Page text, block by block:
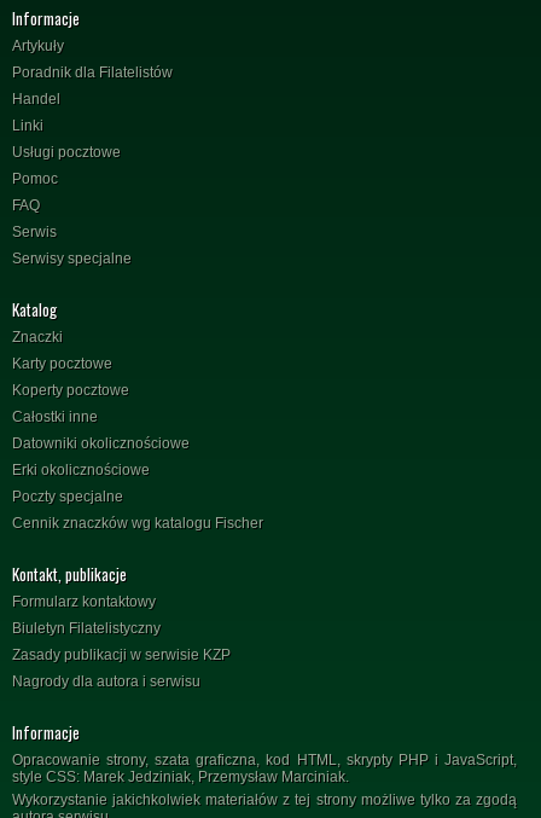
Informacje
Artykuły
Poradnik dla Filatelistów
Handel
Linki
Usługi pocztowe
Pomoc
FAQ
Serwis
Serwisy specjalne
Katalog
Znaczki
Karty pocztowe
Koperty pocztowe
Całostki inne
Datowniki okolicznościowe
Erki okolicznościowe
Poczty specjalne
Cennik znaczków wg katalogu Fischer
Kontakt, publikacje
Formularz kontaktowy
Biuletyn Filatelistyczny
Zasady publikacji w serwisie KZP
Nagrody dla autora i serwisu
Informacje
Opracowanie strony, szata graficzna, kod HTML, skrypty PHP i JavaScript,
style CSS: Marek Jedziniak, Przemysław Marciniak.
Wykorzystanie jakichkolwiek materiałów z tej strony możliwe tylko za zgodą